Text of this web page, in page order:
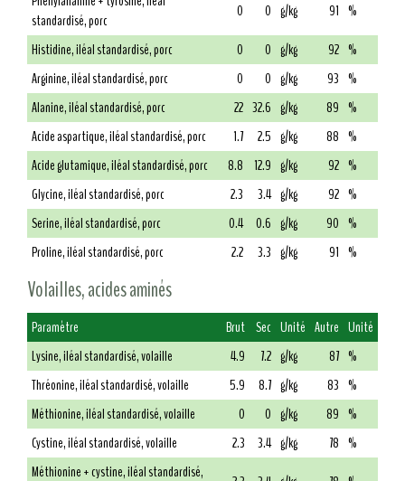
standardisé, porc
0 0 g/kg 91 %
Histidine, iléal standardisé, porc
0 0 g/kg 92 %
Arginine, iléal standardisé, porc
0 0 g/kg 93 %
Alanine, iléal standardisé, porc
22 32.6 g/kg 89 %
Acide aspartique, iléal standardisé, porc
1.7 2.5 g/kg 88 %
Acide glutamique, iléal standardisé, porc
8.8 12.9 g/kg 92 %
Glycine, iléal standardisé, porc
2.3 3.4 g/kg 92 %
Serine, iléal standardisé, porc
0.4 0.6 g/kg 90 %
Proline, iléal standardisé, porc
2.2 3.3 g/kg 91 %
Volailles, acides aminés
Paramètre Brut Sec Unité Autre Unité
Lysine, iléal standardisé, volaille
4.9 7.2 g/kg 87 %
Thréonine, iléal standardisé, volaille
5.9 8.7 g/kg 83 %
Méthionine, iléal standardisé, volaille
0 0 g/kg 89 %
Cystine, iléal standardisé, volaille
2.3 3.4 g/kg 78 %
Méthionine + cystine, iléal standardisé,